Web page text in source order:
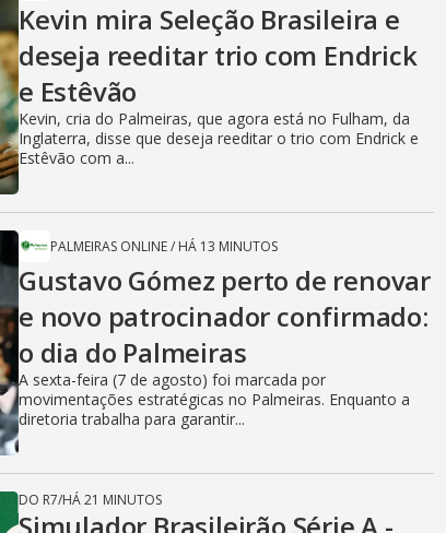
Kevin mira Seleção Brasileira e
deseja reeditar trio com Endrick
e Estêvão
Kevin, cria do Palmeiras, que agora está no Fulham, da
Inglaterra, disse que deseja reeditar o trio com Endrick e
Estêvão com a...
PALMEIRAS ONLINE/ HÁ 13 MINUTOS
Gustavo Gómez perto de renovar
e novo patrocinador confirmado:
o dia do Palmeiras
A sexta-feira (7 de agosto) foi marcada por
movimentações estratégicas no Palmeiras. Enquanto a
diretoria trabalha para garantir...
DO R7/HÁ 21 MINUTOS